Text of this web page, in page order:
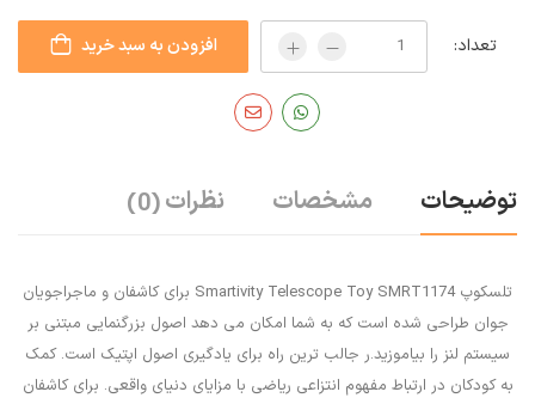
تعداد: افزودن به سبد خرید
توضیحات مشخصات نظرات(0)
تلسکوپ Smartivity Telescope Toy SMRT1174 برای کاشفان و ماجراجویان
جوان طراحی شده است که به شما امکان می دهد اصول بزرگنمایی مبتنی بر
سیستم لنز را بیاموزید.ر جالب ترین راه برای یادگیری اصول اپتیک است. کمک
به کودکان در ارتباط مفهوم انتزاعی ریاضی با مزایای دنیای واقعی. برای کاشفان